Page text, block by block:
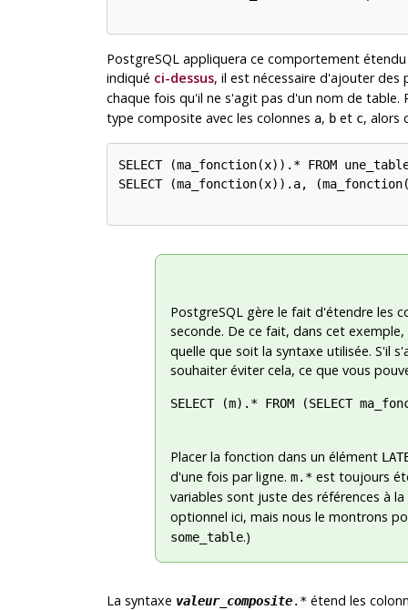
PostgreSQLappliquera ce comportement
indiqué ci-dessus, il est nécessaire d'ajouter des
chaque fois qu'il ne s'agit pas d'un nom de table.
type composite avec les colonnes a, bet c, alors
SELECT (ma_fonction(x)).* FROM
SELECT (ma_fonction(x)).a,
PostgreSQL gère le fait d'étendre les
seconde. De ce fait, dans cet exemple,
quelle que soit la syntaxe utilisée. S'il
souhaiter éviter cela, ce que vous
SELECT (m).* FROM (SELECT
Placer la fonction dans un élément
d'une fois par ligne. m.* est toujours
variables sont juste des références à
optionnel ici, mais nous le montrons
some_table.)
La syntaxe valeur_composite.*étend les